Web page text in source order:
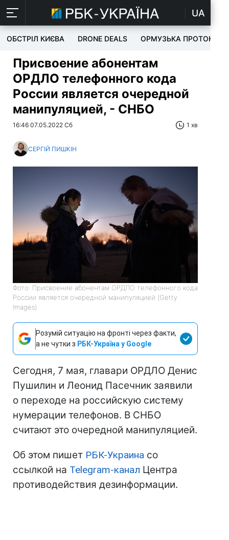
UA
ОБСТРІЛ КИЄВА DRONE DEALS ОРМУЗЬКА ПРОТОКА
Присвоение абонентам
ОРДЛО телефонного кода
России является очередной
манипуляцией, - СНБО
16:46 07.05.2022 Сб 1 хв
СЕРГІЙ ПИШКІН
Фото: Присвоение абонентам ОРДЛО телефонного кода
России является очередной манипуляцией (Getty
Images)
Розумій ситуацію на фронті через факти,
а не чутки з РБК-Україна у Google
Сегодня, 7 мая, главари ОРДЛО Денис
Пушилин и Леонид Пасечник заявили
о переходе на российскую систему
нумерации телефонов. В СНБО
считают это очередной манипуляцией.
Об этом пишет РБК-Украина со
ссылкой на Telegram-канал Центра
противодействия дезинформации.